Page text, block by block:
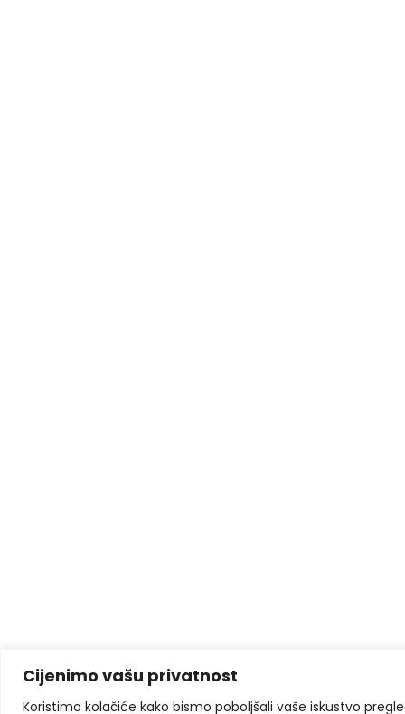
Cijenimo vašu privatnost
Koristimo kolačiće kako bismo poboljšali vaše iskustvo